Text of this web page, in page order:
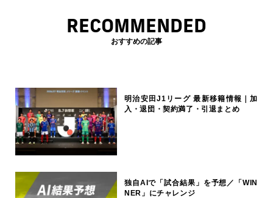
RECOMMENDED
おすすめの記事
明治安田J1リーグ 最新移籍情報｜加
入・退団・契約満了・引退まとめ
独自AIで「試合結果」を予想／「WIN
NER」にチャレンジ